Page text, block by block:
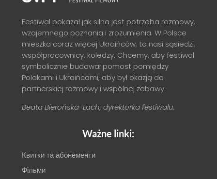
Festiwal pokazał jak silna jest potrzeba rozmowy,
wzajemnego poznania i zrozumienia. W Polsce
mieszka coraz więcej Ukraińców, to nasi sąsiedzi,
współpracownicy, koledzy. Chcemy, aby festiwal
symbolicznie budował pomost pomiędzy
Polakami i Ukraińcami, aby był okazją do
partnerskiej rozmowy i wspólnej zabawy.
Beata Bierońska-Lach, dyrektorka festiwalu.
Ważne linki:
Квитки та абонементи
Фільми